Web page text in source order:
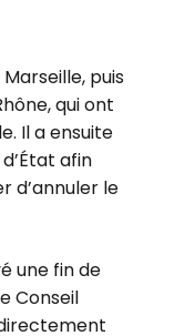
puis
qui ont
Il a ensuite
afin
d’annuler le
une fin de
Conseil